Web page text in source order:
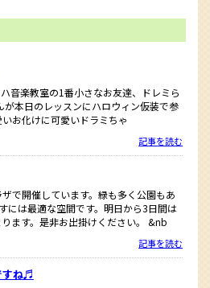
楽教室の1番小さなお友達、ドレミら
が本日のレッスンにハロウィン仮装で参
お化けに可愛いドラミちゃ
記事を読む
で開催しています。緑も多く公園もあ
には最適な空間です。明日から3日間は
ます。是非お出掛けください。 &nb
記事を読む
すね♬